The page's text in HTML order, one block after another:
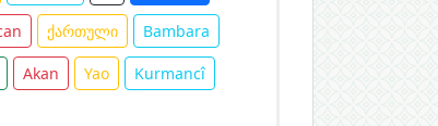
ქართული Bambara
Akan Yao Kurmancî